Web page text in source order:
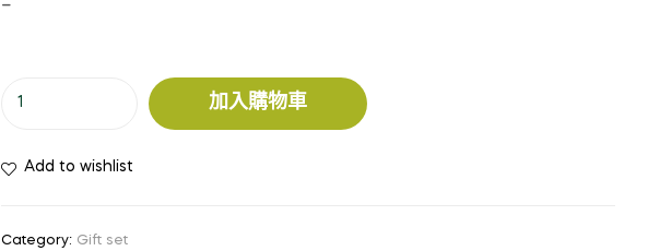
–
物
加入購物車
Add to wishlist
Category: Gift set